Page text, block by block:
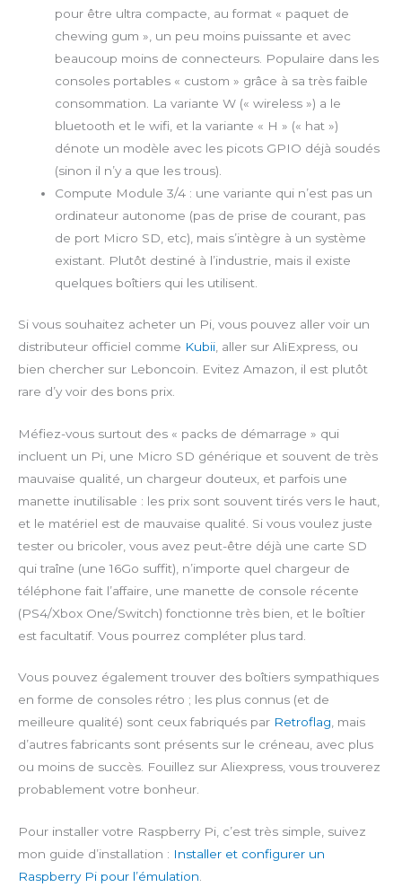
pour être ultra compacte, au format « paquet de
chewing gum », un peu moins puissante et avec
beaucoup moins de connecteurs. Populaire dans les
consoles portables « custom » grâce à sa très faible
consommation. La variante W (« wireless ») a le
bluetooth et le wifi, et la variante « H » (« hat »)
dénote un modèle avec les picots GPIO déjà soudés
(sinon il n’y a que les trous).
Compute Module 3/4 : une variante qui n’est pas un
ordinateur autonome (pas de prise de courant, pas
de port Micro SD, etc), mais s’intègre à un système
existant. Plutôt destiné à l’industrie, mais il existe
quelques boîtiers qui les utilisent.
Si vous souhaitez acheter un Pi, vous pouvez aller voir un
distributeur officiel comme Kubii , aller sur AliExpress, ou
bien chercher sur Leboncoin. Evitez Amazon, il est plutôt
rare d’y voir des bons prix.
Méfiez-vous surtout des « packs de démarrage » qui
incluent un Pi, une Micro SD générique et souvent de très
mauvaise qualité, un chargeur douteux, et parfois une
manette inutilisable : les prix sont souvent tirés vers le haut,
et le matériel est de mauvaise qualité. Si vous voulez juste
tester ou bricoler, vous avez peut-être déjà une carte SD
qui traîne (une 16Go suffit), n’importe quel chargeur de
téléphone fait l’affaire, une manette de console récente
(PS4/Xbox One/Switch) fonctionne très bien, et le boîtier
est facultatif. Vous pourrez compléter plus tard.
Vous pouvez également trouver des boîtiers sympathiques
en forme de consoles rétro ; les plus connus (et de
meilleure qualité) sont ceux fabriqués par Retroflag, mais
d’autres fabricants sont présents sur le créneau, avec plus
ou moins de succès. Fouillez sur Aliexpress, vous trouverez
probablement votre bonheur.
Pour installer votre Raspberry Pi, c’est très simple, suivez
mon guide d’installation : Installer et configurer un
Raspberry Pi pour l’émulation.